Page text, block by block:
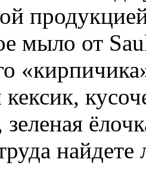
мыло от
зеленая